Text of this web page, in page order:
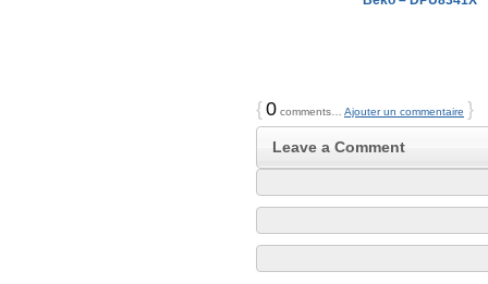
{0 comments… Ajouter un commentaire }
Leave a Comment